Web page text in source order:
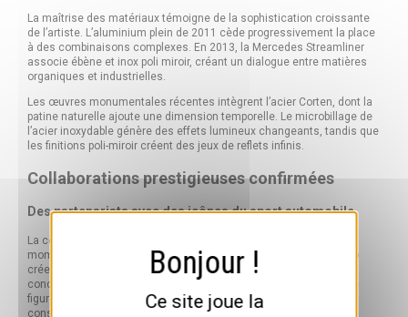
La maîtrise des matériaux témoigne de la sophistication croissante
de l’artiste. L’aluminium plein de 2011 cède progressivement la place
à des combinaisons complexes. En 2013, la Mercedes Streamliner
associe ébène et inox poli miroir, créant un dialogue entre matières
organiques et industrielles.
Les œuvres monumentales récentes intègrent l’acier Corten, dont la
patine naturelle ajoute une dimension temporelle. Le microbillage de
l’acier inoxydable génère des effets lumineux changeants, tandis que
les finitions poli-miroir créent des jeux de reflets infinis.
Collaborations prestigieuses confirmées
Des partenariats avec des icônes du sport automobile
La collaboration avec Jean Todt pour la 205 T16 représente un
moment historique. Pour la première fois dans sa carrière, Dufilho
crée une œuvre à double signature, associant son nom à celui du
concepteur original de cette icône. Cette reconnaissance par une
figure majeure du sport automobile mondial valorise
considérablement l’œuvre.
Ce site joue la